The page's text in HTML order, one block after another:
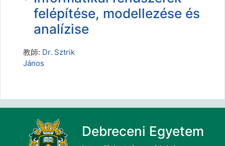
felépítése, modellezése és
analízise
教師: Dr. Sztrik
János
Debreceni Egyetem